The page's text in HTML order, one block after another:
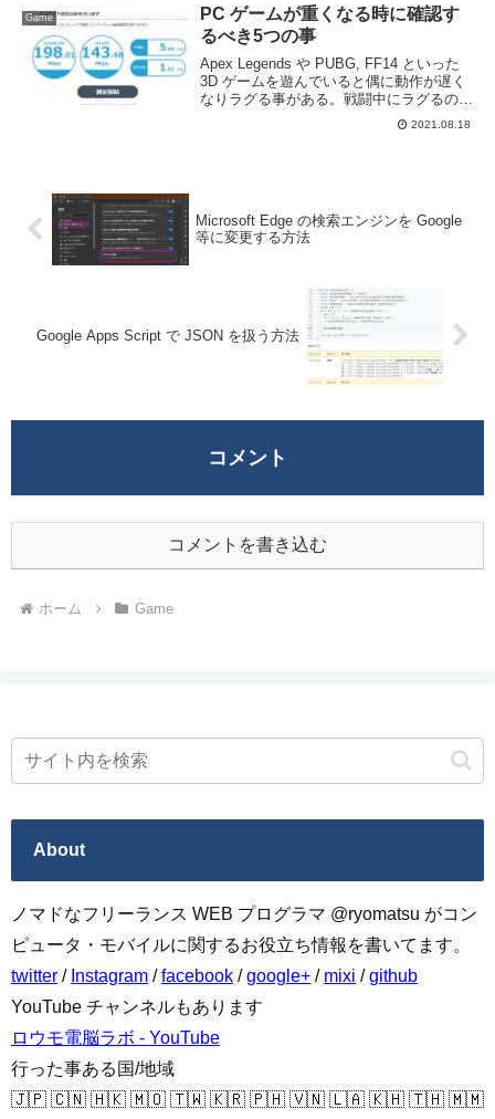
ビス...
Game
PC ゲームが重くなる時に確認す
るべき5つの事
Apex Legends や PUBG, FF14 といった
3D ゲームを遊んでいると偶に動作が遅く
なりラグる事がある。戦闘中にラグるのは
とても困る。特に PC ゲームではそれまで
快適に遊べていたのにある日突然ラグるよ
2021.08.18
Microsoft Edge の検索エンジンを Google
等に変更する方法
Google Apps Script で JSON を扱う方法
コメント
コメントを書き込む
ホーム Game
About
ノマドなフリーランス WEB プログラマ @ryomatsu がコン
ピュータ・モバイルに関するお役立ち情報を書いてます。
twitter / Instagram /facebook /google+ / mixi /github
YouTube チャンネルもあります
ロウモ電脳ラボ - YouTube
行った事ある国/地域
🇯🇵 🇨🇳 🇭🇰 🇲🇴 🇹🇼 🇰🇷 🇵🇭 🇻🇳 🇱🇦 🇰🇭 🇹🇭 🇲🇲